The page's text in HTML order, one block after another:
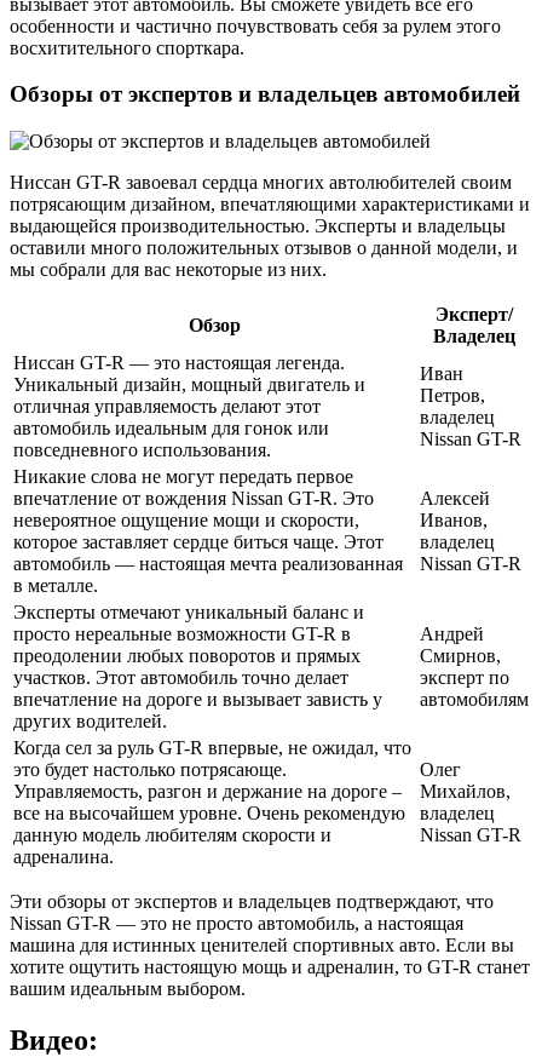
особенности и частично почувствовать себя за рулем этого
восхитительного спорткара.
Обзоры от экспертов и владельцев автомобилей
Ниссан GT-R завоевал сердца многих автолюбителей своим
потрясающим дизайном, впечатляющими характеристиками и
выдающейся производительностью. Эксперты и владельцы
оставили много положительных отзывов о данной модели, и
мы собрали для вас некоторые из них.
Обзор
Эксперт/
Владелец
Ниссан GT-R — это настоящая легенда.
Уникальный дизайн, мощный двигатель и
отличная управляемость делают этот
автомобиль идеальным для гонок или
повседневного использования.
Иван
Петров,
владелец
Nissan GT-R
Никакие слова не могут передать первое
впечатление от вождения Nissan GT-R. Это
невероятное ощущение мощи и скорости,
которое заставляет сердце биться чаще. Этот
автомобиль — настоящая мечта реализованная
в металле.
Алексей
Иванов,
владелец
Nissan GT-R
Эксперты отмечают уникальный баланс и
просто нереальные возможности GT-R в
преодолении любых поворотов и прямых
участков. Этот автомобиль точно делает
впечатление на дороге и вызывает зависть у
других водителей.
Андрей
Смирнов,
эксперт по
автомобилям
Когда сел за руль GT-R впервые, не ожидал, что
это будет настолько потрясающе.
Управляемость, разгон и держание на дороге –
все на высочайшем уровне. Очень рекомендую
данную модель любителям скорости и
адреналина.
Олег
Михайлов,
владелец
Nissan GT-R
Эти обзоры от экспертов и владельцев подтверждают, что
Nissan GT-R — это не просто автомобиль, а настоящая
машина для истинных ценителей спортивных авто. Если вы
хотите ощутить настоящую мощь и адреналин, то GT-R станет
вашим идеальным выбором.
Видео: